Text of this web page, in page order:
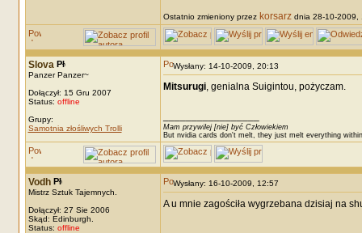
Ostatnio zmieniony przez korsarzdnia 28-10-2009,
Slova
Panzer Panzer~
Dołączył: 15 Gru 2007
Status: offline
Grupy:
Samotnia złośliwych Trolli
Wysłany: 14-10-2009, 20:13
Mitsurugi, genialna Suigintou, pożyczam.
Mam przywilej [nie] być Człowiekiem
But nvidia cards don't melt, they just melt everything
Vodh
Mistrz Sztuk Tajemnych.
Dołączył: 27 Sie 2006
Skąd: Edinburgh.
Status: offline
Wysłany: 16-10-2009, 12:57
A u mnie zagościła wygrzebana dzisiaj na